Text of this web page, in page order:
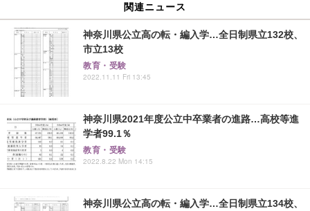
関連ニュース
神奈川県公立高の転・編入学…全日制県立132校、
市立13校
教育・受験
2022.11.11 Fri 13:45
神奈川県2021年度公立中卒業者の進路…高校等進
学者99.1％
教育・受験
2022.8.22 Mon 14:15
神奈川県公立高の転・編入学…全日制県立134校、